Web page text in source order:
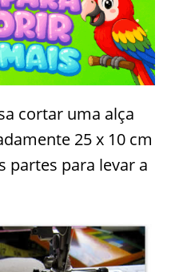
cortar uma alça
25 x 10 cm
partes para levar a